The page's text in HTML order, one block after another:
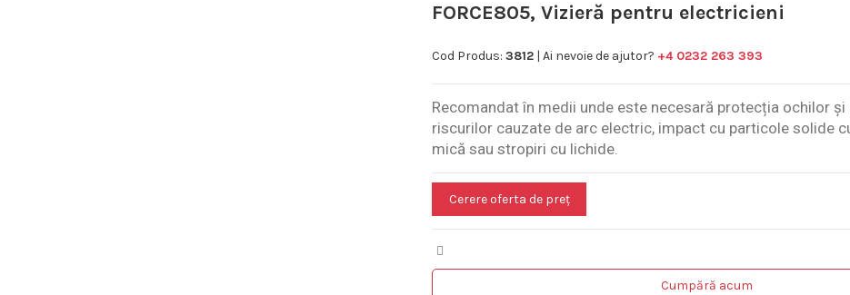
FORCE805, Vizieră pentru electricieni
Cod Produs: 3812 | Ai nevoie de ajutor? +4 0232 263 393
Recomandat în medii unde este necesară protecția ochilor
riscurilor cauzate de arc electric, impact cu particole solide
mică sau stropiri cu lichide.
Cerere oferta de preț
Cumpără acum